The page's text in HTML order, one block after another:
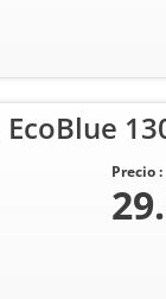
Precio :